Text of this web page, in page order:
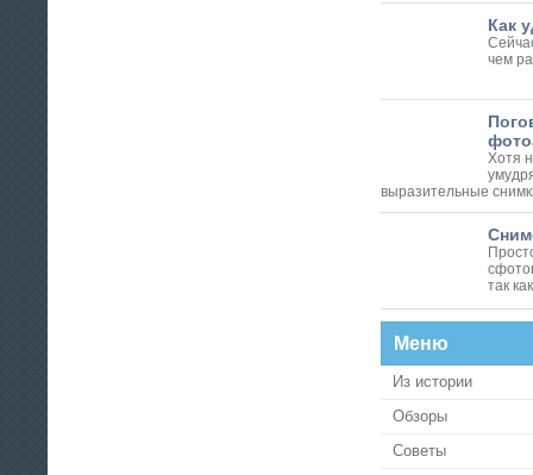
Как
чем
Хотя
выразительные
так
Меню
Из истории
Обзоры
Советы